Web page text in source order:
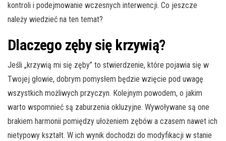
kontroli i podejmowanie wczesnych interwencji. Co jeszcze
należy wiedzieć na ten temat?
Dlaczego zęby się krzywią?
Jeśli „krzywią mi się zęby” to stwierdzenie, które pojawia się w
Twojej głowie, dobrym pomysłem będzie wzięcie pod uwagę
wszystkich możliwych przyczyn. Kolejnym powodem, o jakim
warto wspomnieć są zaburzenia okluzyjne. Wywoływane są one
brakiem harmonii pomiędzy ułożeniem zębów a czasem nawet ich
nietypowy kształt. W ich wynik dochodzi do modyfikacji w stanie